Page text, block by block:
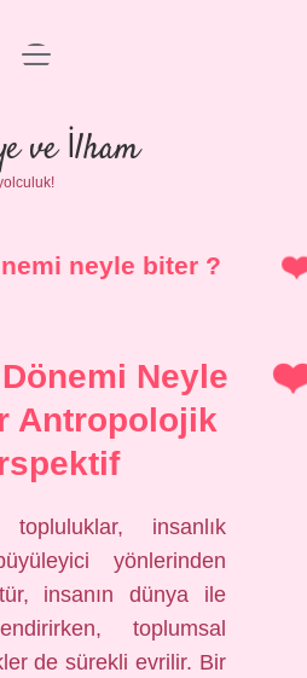
Anasayfa
Politikası
Uyarı
menüyü
ve İlham
neyle biter ?
Neyle
Antropolojik
insanlık
yönlerinden
insanın dünya ile
toplumsal
de sürekli evrilir. Bir